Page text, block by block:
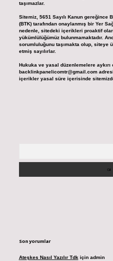
taşımazlar.
Sitemiz, 5651 Sayılı Kanun
(BTK) tarafından onaylanmış bir Yer
nedenle, sitedeki içerikleri proaktif
yükümlülüğümüz bulunmamaktadır.
sorumluluğunu taşımakta olup, siteye
etmiş sayılırlar.
Hukuka ve yasal düzenlemelere
backlinkpanelicomtr@gmail.com
içerikler yasal süre içerisinde
Son yorumlar
Ateşkes Nasıl Yazılır Tdk için admin